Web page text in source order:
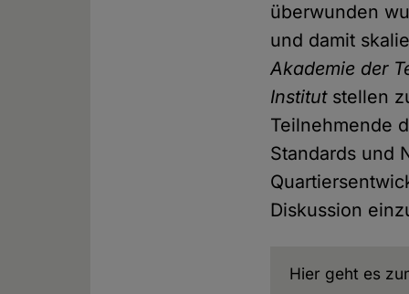
überwunden
und damit
Akademie der
Institutstellen
Teilnehmende
Standards und
Diskussion
Hier geht es